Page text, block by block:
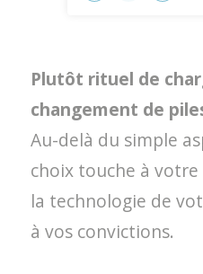
Plutôt rituel de
changement de
Au-delà du simple
choix touche à
la technologie de
à vos convictions.